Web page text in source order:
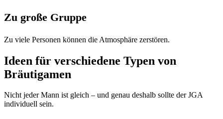
Zu große Gruppe
Zu viele Personen können die Atmosphäre zerstören.
Ideen für verschiedene Typen von
Bräutigamen
Nicht jeder Mann ist gleich – und genau deshalb sollte der JGA
individuell sein.